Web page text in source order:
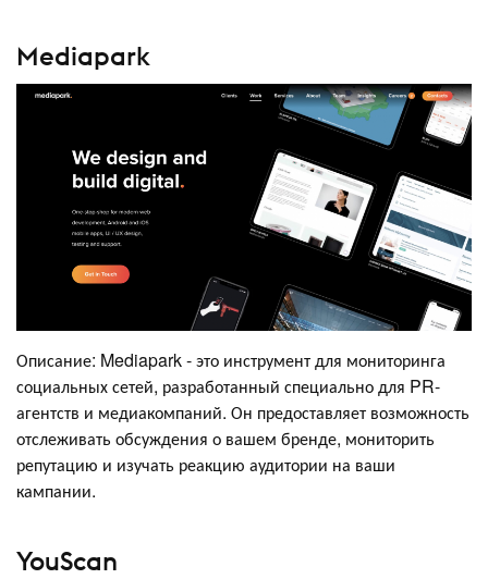
Mediapark
Описание: Mediapark - это инструмент для мониторинга
социальных сетей, разработанный специально для PR-
агентств и медиакомпаний. Он предоставляет возможность
отслеживать обсуждения о вашем бренде, мониторить
репутацию и изучать реакцию аудитории на ваши
кампании.
YouScan